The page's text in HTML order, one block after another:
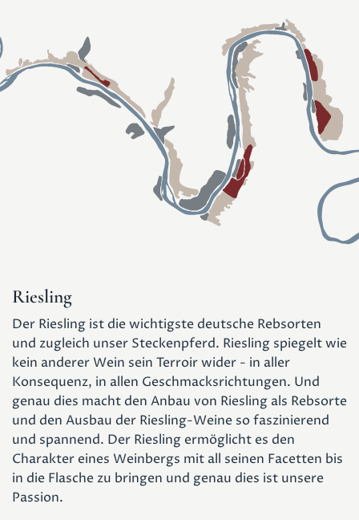
Riesling
Der Riesling ist die wichtigste deutsche Rebsorten
und zugleich unser Steckenpferd. Riesling spiegelt wie
kein anderer Wein sein Terroir wider - in aller
Konsequenz, in allen Geschmacksrichtungen. Und
genau dies macht den Anbau von Riesling als Rebsorte
und den Ausbau der Riesling-Weine so faszinierend
und spannend. Der Riesling ermöglicht es den
Charakter eines Weinbergs mit all seinen Facetten bis
in die Flasche zu bringen und genau dies ist unsere
Passion.